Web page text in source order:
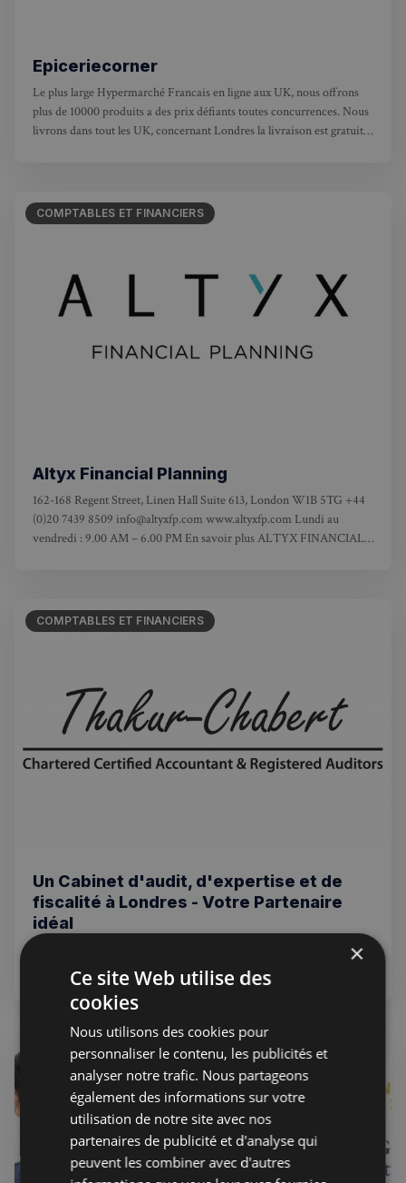
Epiceriecorner
Le plus large Hypermarché Francais en ligne aux UK, nous offrons
plus de 10000 produits a des prix défiants toutes concurrences. Nous
livrons dans tout les UK, concernant Londres la livraison est gratuite
COMPTABLES ET FINANCIERS
Altyx Financial Planning
162-168 Regent Street, Linen Hall Suite 613, London W1B 5TG +44
(0)20 7439 8509 info@altyxfp.com www.altyxfp.com Lundi au
vendredi : 9.00 AM – 6.00 PM En savoir plus ALTYX FINANCIAL
COMPTABLES ET FINANCIERS
Un Cabinet d'audit, d'expertise et de
fiscalité à Londres - Votre Partenaire
idéal
Royaume-Uni et en France : Thakur-Chabert.
COMPTABLES ET FINANCIERS
×
Ce site Web utilise des
cookies
Nous utilisons des cookies pour
personnaliser le contenu, les publicités et
analyser notre trafic. Nous partageons
également des informations sur votre
utilisation de notre site avec nos
partenaires de publicité et d'analyse qui
peuvent les combiner avec d'autres